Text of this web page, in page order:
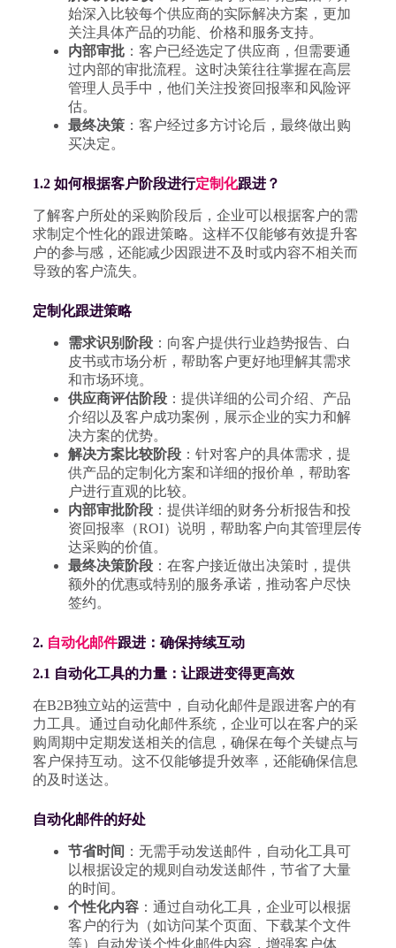
始深入比较每个供应商的实际解决方案，更加
关注具体产品的功能、价格和服务支持。
内部审批：客户已经选定了供应商，但需要通
过内部的审批流程。这时决策往往掌握在高层
管理人员手中，他们关注投资回报率和风险评
估。
最终决策：客户经过多方讨论后，最终做出购
买决定。
1.2 如何根据客户阶段进行定制化跟进？
了解客户所处的采购阶段后，企业可以根据客户的需
求制定个性化的跟进策略。这样不仅能够有效提升客
户的参与感，还能减少因跟进不及时或内容不相关而
导致的客户流失。
定制化跟进策略
需求识别阶段：向客户提供行业趋势报告、白
皮书或市场分析，帮助客户更好地理解其需求
和市场环境。
供应商评估阶段：提供详细的公司介绍、产品
介绍以及客户成功案例，展示企业的实力和解
决方案的优势。
解决方案比较阶段：针对客户的具体需求，提
供产品的定制化方案和详细的报价单，帮助客
户进行直观的比较。
内部审批阶段：提供详细的财务分析报告和投
资回报率（ROI）说明，帮助客户向其管理层传
达采购的价值。
最终决策阶段：在客户接近做出决策时，提供
额外的优惠或特别的服务承诺，推动客户尽快
签约。
2. 自动化邮件跟进：确保持续互动
2.1 自动化工具的力量：让跟进变得更高效
在B2B独立站的运营中，自动化邮件是跟进客户的有
力工具。通过自动化邮件系统，企业可以在客户的采
购周期中定期发送相关的信息，确保在每个关键点与
客户保持互动。这不仅能够提升效率，还能确保信息
的及时送达。
自动化邮件的好处
节省时间 ：无需手动发送邮件，自动化工具可
以根据设定的规则自动发送邮件，节省了大量
的时间。
个性化内容：通过自动化工具，企业可以根据
客户的行为（如访问某个页面、下载某个文件
等）自动发送个性化邮件内容，增强客户体